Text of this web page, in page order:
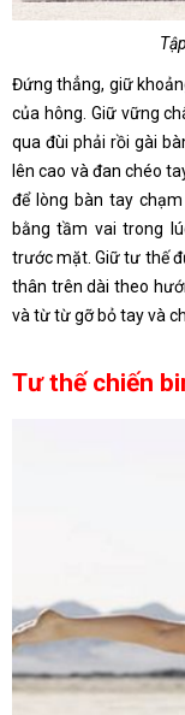
Đứng thẳng, giữ
của hông. Giữ vững
qua đùi phải rồi gài
lên cao và đan chéo
để lòng bàn tay
bằng tầm vai trong
trước mặt. Giữ tư thế
thân trên dài theo
và từ từ gỡ bỏ tay và
Tư thế chiến